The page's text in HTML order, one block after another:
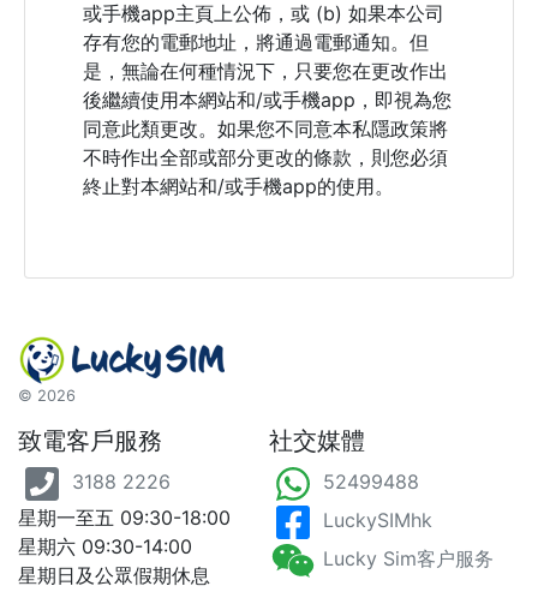
或手機app主頁上公佈，或 (b) 如果本公司
存有您的電郵地址，將通過電郵通知。但
是，無論在何種情況下，只要您在更改作出
後繼續使用本網站和/或手機app，即視為您
同意此類更改。如果您不同意本私隱政策將
不時作出全部或部分更改的條款，則您必須
終止對本網站和/或手機app的使用。
© 2026
致電客戶服務
3188 2226
星期一至五 09:30-18:00
星期六 09:30-14:00
星期日及公眾假期休息
社交媒體
52499488
LuckySIMhk
Lucky Sim客户服务